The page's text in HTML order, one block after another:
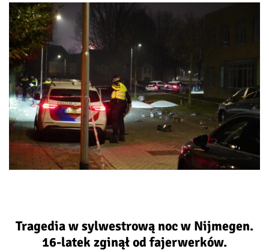
Tragedia w sylwestrową noc w Nijmegen.
16-latek zginął od fajerwerków.